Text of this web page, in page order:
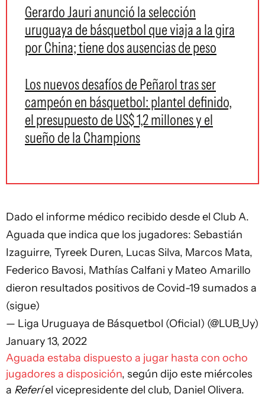
Gerardo Jauri anunció la selección
uruguaya de básquetbol que viaja a la gira
por China; tiene dos ausencias de peso
Los nuevos desafíos de Peñarol tras ser
campeón en básquetbol: plantel definido,
el presupuesto de US$ 1,2 millones y el
sueño de la Champions
Dado el informe médico recibido desde el Club A.
Aguada que indica que los jugadores: Sebastián
Izaguirre, Tyreek Duren, Lucas Silva, Marcos Mata,
Federico Bavosi, Mathías Calfani y Mateo Amarillo
dieron resultados positivos de Covid-19 sumados a
(sigue)
— Liga Uruguaya de Básquetbol (Oficial) (@LUB_Uy)
January 13, 2022
Aguada estaba dispuesto a jugar hasta con ocho
jugadores a disposición, según dijo este miércoles
a Referíel vicepresidente del club, Daniel Olivera.